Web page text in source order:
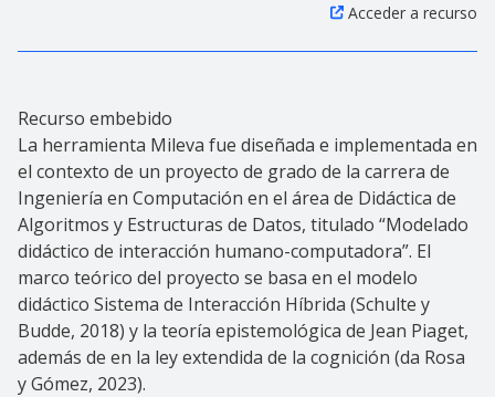
Acceder a recurso
Recurso embebido
La herramienta Mileva fue diseñada e implementada en
el contexto de un proyecto de grado de la carrera de
Ingeniería en Computación en el área de Didáctica de
Algoritmos y Estructuras de Datos, titulado “Modelado
didáctico de interacción humano-computadora”. El
marco teórico del proyecto se basa en el modelo
didáctico Sistema de Interacción Híbrida (Schulte y
Budde, 2018) y la teoría epistemológica de Jean Piaget,
además de en la ley extendida de la cognición (da Rosa
y Gómez, 2023).